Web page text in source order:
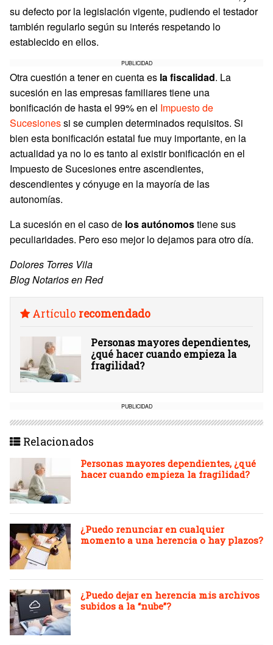
su defecto por la legislación vigente, pudiendo el testador
también regularlo según su interés respetando lo
establecido en ellos.
PUBLICIDAD
Otra cuestión a tener en cuenta es la fiscalidad. La
sucesión en las empresas familiares tiene una
bonificación de hasta el 99% en el Impuesto de
Sucesionessi se cumplen determinados requisitos. Si
bien esta bonificación estatal fue muy importante, en la
actualidad ya no lo es tanto al existir bonificación en el
Impuesto de Sucesiones entre ascendientes,
descendientes y cónyuge en la mayoría de las
autonomías.
La sucesión en el caso de los autónomostiene sus
peculiaridades. Pero eso mejor lo dejamos para otro día.
Dolores Torres Vila
Blog Notarios en Red
Artículo recomendado
Personas mayores dependientes,
¿qué hacer cuando empieza la
fragilidad?
PUBLICIDAD
Relacionados
Personas mayores dependientes, ¿qué
hacer cuando empieza la fragilidad?
¿Puedo renunciar en cualquier
momento a una herencia o hay plazos?
¿Puedo dejar en herencia mis archivos
subidos a la “nube”?